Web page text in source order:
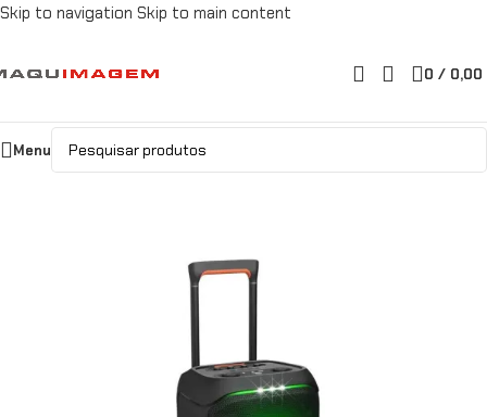
Skip to navigation Skip to main content
0 / 0,00
Menu